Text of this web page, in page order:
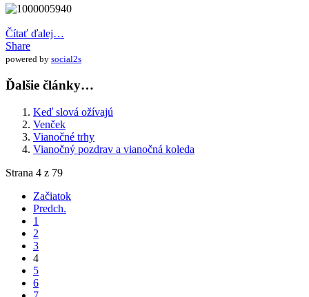
Čítať ďalej…
Share
powered by social2s
Ďalšie články…
Keď slová ožívajú
Venček
Vianočné trhy
Vianočný pozdrav a vianočná koleda
Strana 4 z 79
Začiatok
Predch.
1
2
3
4
5
6